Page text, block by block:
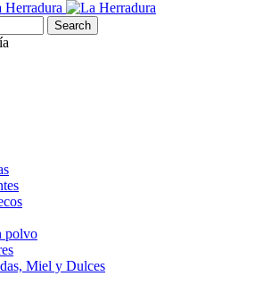
polvo
Miel y Dulces